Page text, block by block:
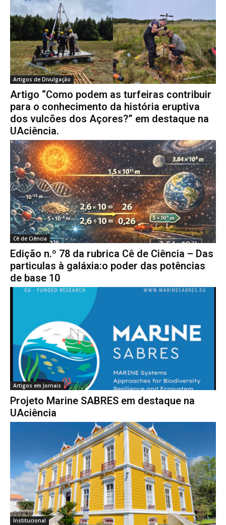
Artigos de Divulgação
Artigo “Como podem as turfeiras contribuir
para o conhecimento da história eruptiva
dos vulcões dos Açores?” em destaque na
UAciência.
Cê de Ciência
Edição n.º 78 da rubrica Cê de Ciência – Das
particulas à galáxia:o poder das potências
de base 10
Artigos em Jornais
Projeto Marine SABRES em destaque na
UAciência
Institucional